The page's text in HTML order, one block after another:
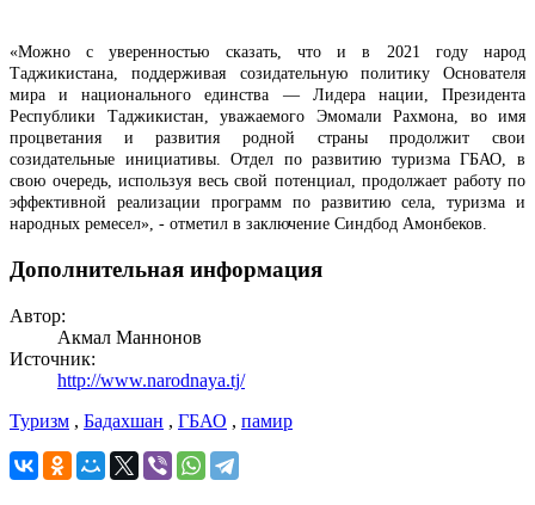
«Можно с уверенностью сказать, что и в 2021 году народ
Таджикистана, поддерживая созидательную политику Основателя
мира и национального единства — Лидера нации, Президента
Республики Таджикистан, уважаемого Эмомали Рахмона, во имя
процветания и развития родной страны продолжит свои
созидательные инициативы. Отдел по развитию туризма ГБАО, в
свою очередь, используя весь свой потенциал, продолжает работу по
эффективной реализации программ по развитию села, туризма и
народных ремесел», - отметил в заключение Синдбод Амонбеков.
Дополнительная информация
Автор:
Акмал Маннонов
Источник:
http://www.narodnaya.tj/
Туризм , Бадахшан , ГБАО , памир